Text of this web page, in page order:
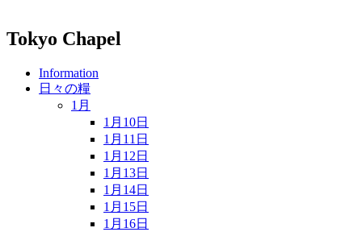
Tokyo Chapel
Information
日々の糧
1月
1月10日
1月11日
1月12日
1月13日
1月14日
1月15日
1月16日